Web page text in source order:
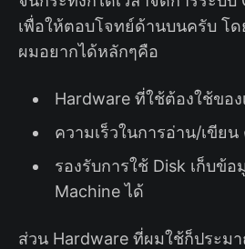
เพื่อให้ตอบโจทย์ด้านบนครับ โ
ผมอยากได้หลักๆคือ
Hardware ที่ใช้ต้องใช้ของ
ความเร็วในการอ่าน/เขีย
รองรับการใช้ Disk เก็บข้อ
Machine ได้
ส่วน Hardware ที่ผมใช้ก็ประม